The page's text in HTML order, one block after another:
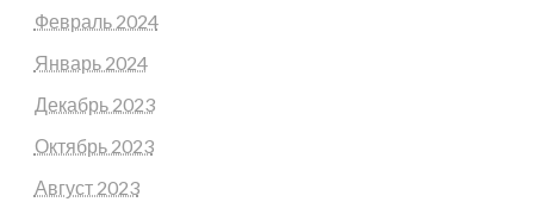
Февраль 2024
Январь 2024
Декабрь 2023
Октябрь 2023
Август 2023